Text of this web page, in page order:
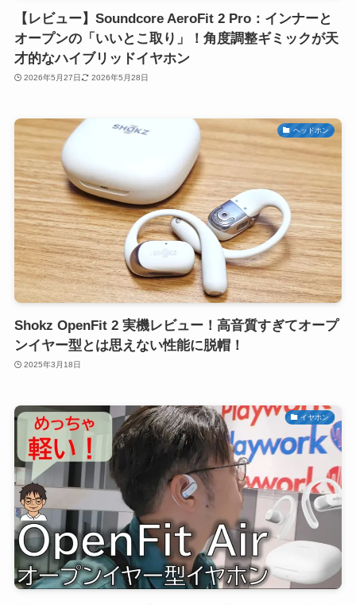
【レビュー】Soundcore AeroFit 2 Pro：インナーと
オープンの「いいとこ取り」！角度調整ギミックが天
才的なハイブリッドイヤホン
2026年5月27日 2026年5月28日
ヘッドホン
Shokz OpenFit 2 実機レビュー！高音質すぎてオープ
ンイヤー型とは思えない性能に脱帽！
2025年3月18日
イヤホン